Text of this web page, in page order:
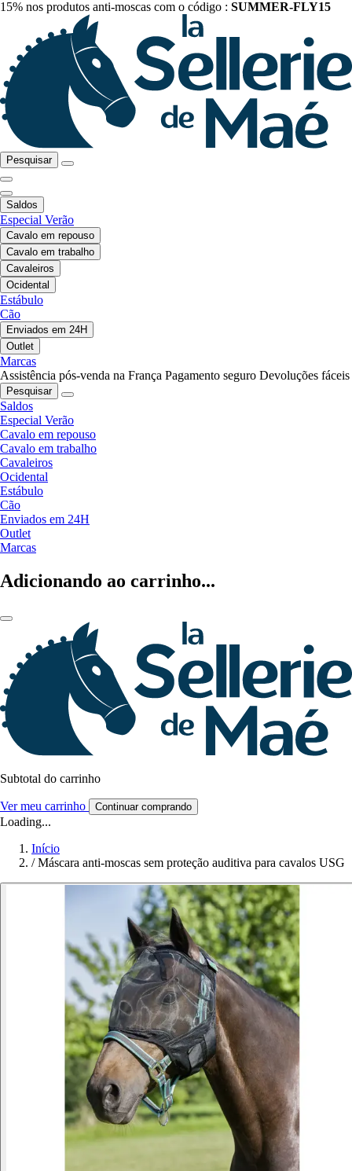
15% nos produtos anti-moscas com o código : SUMMER-FLY15
Pesquisar
Saldos
Especial Verão
Cavalo em repouso
Cavalo em trabalho
Cavaleiros
Ocidental
Estábulo
Cão
Enviados em 24H
Outlet
Marcas
Assistência pós-venda na França Pagamento seguro Devoluções fáceis
Pesquisar
Saldos
Especial Verão
Cavalo em repouso
Cavalo em trabalho
Cavaleiros
Ocidental
Estábulo
Cão
Enviados em 24H
Outlet
Marcas
Adicionando ao carrinho...
Subtotal do carrinho
Ver meu carrinho Continuar comprando
Loading...
Início
/ Máscara anti-moscas sem proteção auditiva para cavalos USG